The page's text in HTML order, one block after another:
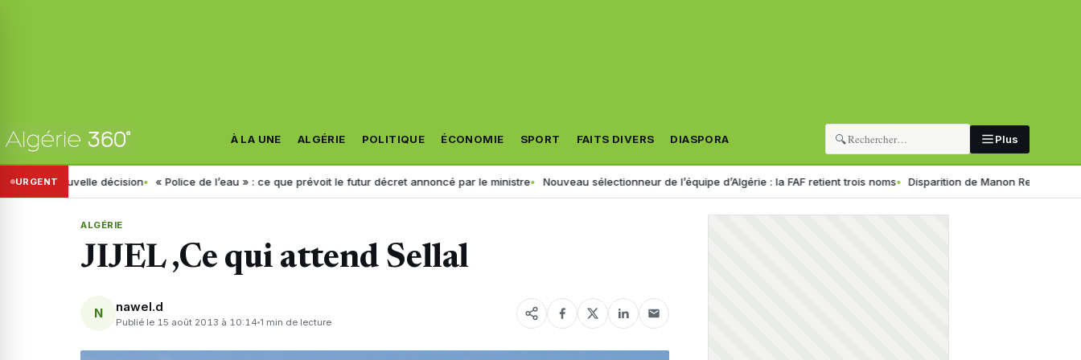
À LA UNE ALGÉRIE POLITIQUE ÉCONOMIE SPORT FAITS DIVERS DIASPORA 🔍 Plus
URGENT
nouvelle décision « Police de l’eau » : ce que prévoit le futur décret annoncé par le ministre Nouveau sélectionneur de l’équipe d’Algérie : la FAF retient trois noms Disparition de Manon Relandeau : sa
ALGÉRIE
JIJEL ,Ce qui attend Sellal
N nawel.d
Publié le 15 août 2013 à 10:14 1 min de lecture